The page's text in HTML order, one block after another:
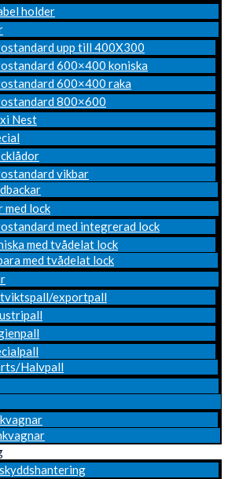
holder
upp till 400X300
600×400 koniska
600×400 raka
800×600
Nest
vikbar
med lock
med integrerad lock
med tvådelat lock
med tvådelat lock
exportpall
Halvpall